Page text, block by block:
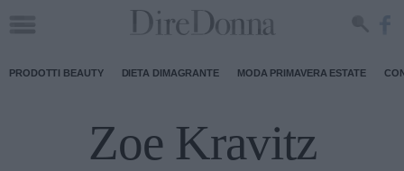
PRODOTTI BEAUTY DIETA DIMAGRANTE MODA PRIMAVERA ESTATE
Zoe Kravitz